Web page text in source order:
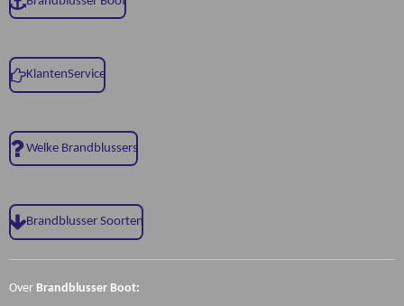
KlantenService
Welke Brandblussers
Brandblusser Soorten
Over Brandblusser Boot: